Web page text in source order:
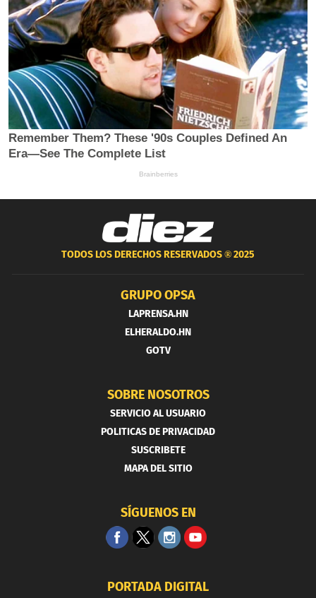
TODOS LOS DERECHOS RESERVADOS ®2025
GRUPO OPSA
LAPRENSA.HN
ELHERALDO.HN
GOTV
SOBRE NOSOTROS
SERVICIO AL USUARIO
POLITICAS DE PRIVACIDAD
SUSCRIBETE
MAPA DEL SITIO
SÍGUENOS EN
PORTADA DIGITAL